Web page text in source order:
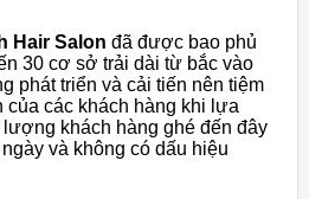
Hair Salon đã được bao phủ
30 cơ sở trải dài từ bắc vào
phát triển và cải tiến nên tiệm
của các khách hàng khi lựa
khách hàng ghé đến đây
và không có dấu hiệu